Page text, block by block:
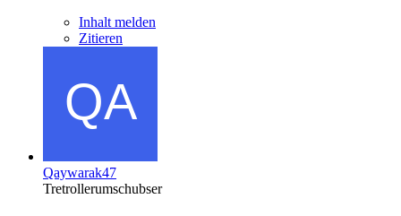
Inhalt melden
Zitieren
Qaywarak47
Tretrollerumschubser